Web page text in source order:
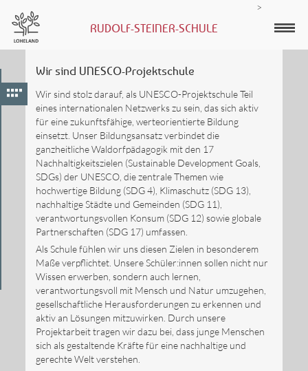
RUDOLF-STEINER-SCHULE
>
Wir sind UNESCO-Projektschule
Wir sind stolz darauf, als UNESCO-Projektschule Teil
eines internationalen Netzwerks zu sein, das sich aktiv
für eine zukunftsfähige, werteorientierte Bildung
einsetzt. Unser Bildungsansatz verbindet die
ganzheitliche Waldorfpädagogik mit den 17
Nachhaltigkeitszielen (Sustainable Development Goals,
SDGs) der UNESCO, die zentrale Themen wie
hochwertige Bildung (SDG 4), Klimaschutz (SDG 13),
nachhaltige Städte und Gemeinden (SDG 11),
verantwortungsvollen Konsum (SDG 12) sowie globale
Partnerschaften (SDG 17) umfassen.
Als Schule fühlen wir uns diesen Zielen in besonderem
Maße verpflichtet. Unsere Schüler:innen sollen nicht nur
Wissen erwerben, sondern auch lernen,
verantwortungsvoll mit Mensch und Natur umzugehen,
gesellschaftliche Herausforderungen zu erkennen und
aktiv an Lösungen mitzuwirken. Durch unsere
Projektarbeit tragen wir dazu bei, dass junge Menschen
sich als gestaltende Kräfte für eine nachhaltige und
gerechte Welt verstehen.